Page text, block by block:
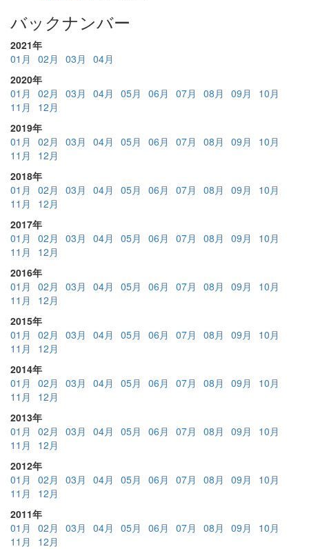
バックナンバー
2021年
01月
02月 03月
04月
2020年
01月
02月 03月 04月 05月 06月 07月 08月 09月
10月
11月
12月
2019年
01月
02月 03月 04月 05月 06月 07月 08月 09月
10月
11月
12月
2018年
01月
02月 03月 04月 05月 06月 07月 08月 09月
10月
11月
12月
2017年
01月
02月 03月 04月 05月 06月 07月 08月 09月
10月
11月
12月
2016年
01月
02月 03月 04月 05月 06月 07月 08月 09月
10月
11月
12月
2015年
01月
02月 03月 04月 05月 06月 07月 08月 09月
10月
11月
12月
2014年
01月
02月 03月 04月 05月 06月 07月 08月 09月
10月
11月
12月
2013年
01月
02月 03月 04月 05月 06月 07月 08月 09月
10月
11月
12月
2012年
01月
02月 03月 04月 05月 06月 07月 08月 09月
10月
11月
12月
2011年
01月
02月 03月 04月 05月 06月 07月 08月 09月
10月
11月
12月